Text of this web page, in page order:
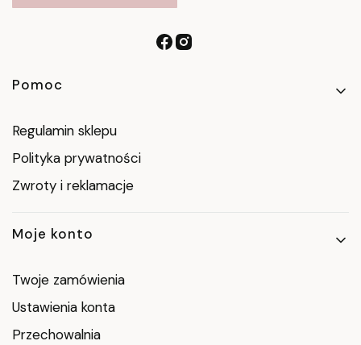
Linki w stopce
Pomoc
Regulamin sklepu
Polityka prywatności
Zwroty i reklamacje
Moje konto
Twoje zamówienia
Ustawienia konta
Przechowalnia